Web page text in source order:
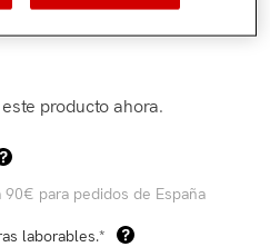
producto ahora.
para pedidos de España
laborables.*